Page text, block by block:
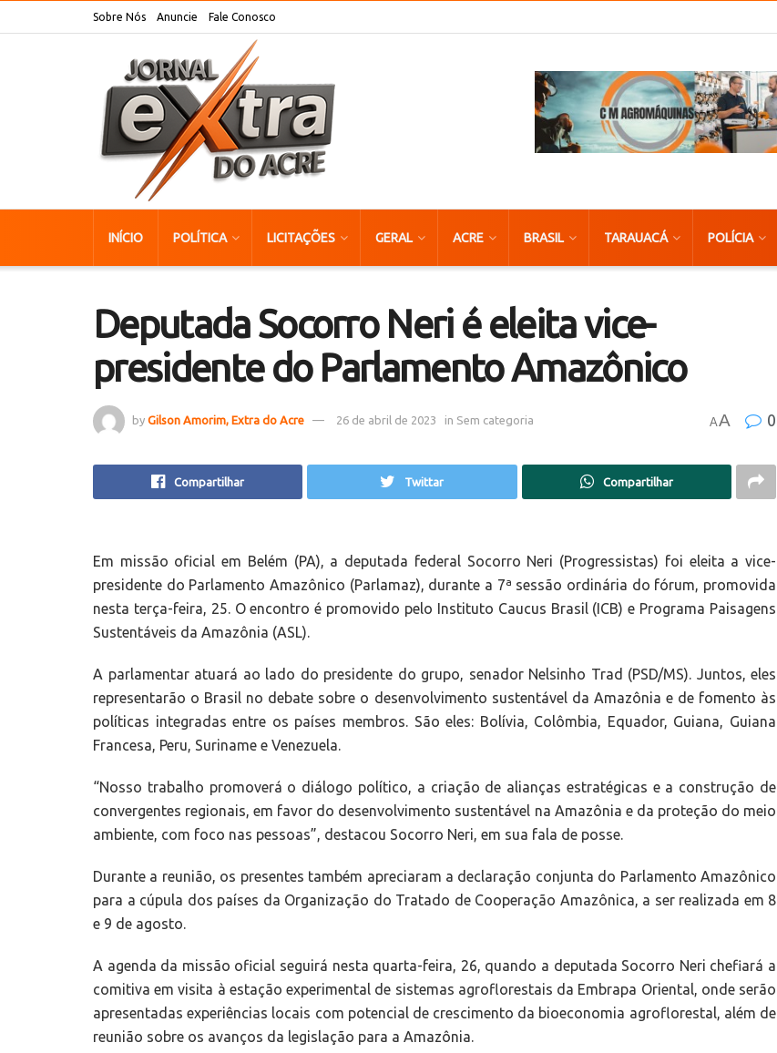
Sobre Nós Anuncie Fale Conosco
INÍCIO POLÍTICA LICITAÇÕES GERAL ACRE BRASIL TARAUACÁ POLÍCIA
Deputada Socorro Neri é eleita vice-
presidente do Parlamento Amazônico
by Gilson Amorim, Extra do Acre 26 de abril de 2023 in Sem categoria AA 0
Compartilhar Twittar Compartilhar
Em missão oficial em Belém (PA), a deputada federal Socorro Neri (Progressistas) foi eleita a vice-
presidente do Parlamento Amazônico (Parlamaz), durante a 7ª sessão ordinária do fórum, promovida
nesta terça-feira, 25. O encontro é promovido pelo Instituto Caucus Brasil (ICB) e Programa Paisagens
Sustentáveis da Amazônia (ASL).
A parlamentar atuará ao lado do presidente do grupo, senador Nelsinho Trad (PSD/MS). Juntos, eles
representarão o Brasil no debate sobre o desenvolvimento sustentável da Amazônia e de fomento às
políticas integradas entre os países membros. São eles: Bolívia, Colômbia, Equador, Guiana, Guiana
Francesa, Peru, Suriname e Venezuela.
“Nosso trabalho promoverá o diálogo político, a criação de alianças estratégicas e a construção de
convergentes regionais, em favor do desenvolvimento sustentável na Amazônia e da proteção do meio
ambiente, com foco nas pessoas”, destacou Socorro Neri, em sua fala de posse.
Durante a reunião, os presentes também apreciaram a declaração conjunta do Parlamento Amazônico
para a cúpula dos países da Organização do Tratado de Cooperação Amazônica, a ser realizada em 8
e 9 de agosto.
A agenda da missão oficial seguirá nesta quarta-feira, 26, quando a deputada Socorro Neri chefiará a
comitiva em visita à estação experimental de sistemas agroflorestais da Embrapa Oriental, onde serão
apresentadas experiências locais com potencial de crescimento da bioeconomia agroflorestal, além de
reunião sobre os avanços da legislação para a Amazônia.